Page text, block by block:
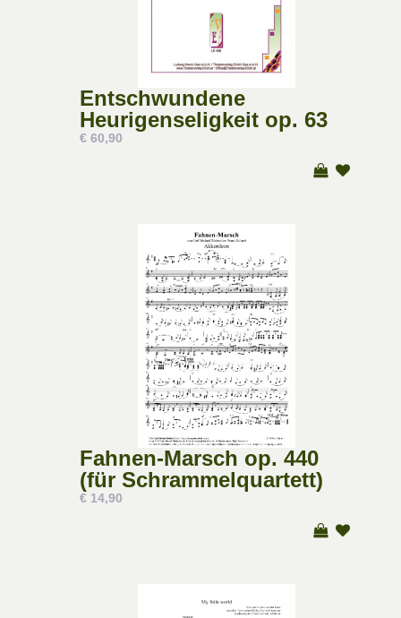
Entschwundene
Heurigenseligkeit op. 63
€ 60,90
Fahnen-Marsch op. 440
(für Schrammelquartett)
€ 14,90